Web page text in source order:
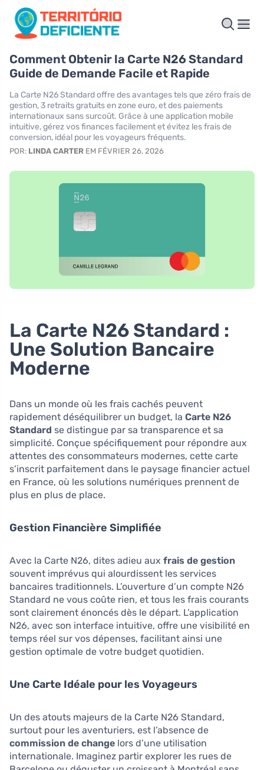
Comment Obtenir la Carte N26 Standard
Guide de Demande Facile et Rapide
La Carte N26 Standard offre des avantages tels que zéro frais de
gestion, 3 retraits gratuits en zone euro, et des paiements
internationaux sans surcoût. Grâce à une application mobile
intuitive, gérez vos finances facilement et évitez les frais de
conversion, idéal pour les voyageurs fréquents.
POR: LINDA CARTER EM FÉVRIER 26, 2026
La Carte N26 Standard :
Une Solution Bancaire
Moderne
Dans un monde où les frais cachés peuvent
rapidement déséquilibrer un budget, la Carte N26
Standard se distingue par sa transparence et sa
simplicité. Conçue spécifiquement pour répondre aux
attentes des consommateurs modernes, cette carte
s’inscrit parfaitement dans le paysage financier actuel
en France, où les solutions numériques prennent de
plus en plus de place.
Gestion Financière Simplifiée
Avec la Carte N26, dites adieu aux frais de gestion
souvent imprévus qui alourdissent les services
bancaires traditionnels. L’ouverture d’un compte N26
Standard ne vous coûte rien, et tous les frais courants
sont clairement énoncés dès le départ. L’application
N26, avec son interface intuitive, offre une visibilité en
temps réel sur vos dépenses, facilitant ainsi une
gestion optimale de votre budget quotidien.
Une Carte Idéale pour les Voyageurs
Un des atouts majeurs de la Carte N26 Standard,
surtout pour les aventuriers, est l’absence de
commission de change lors d’une utilisation
internationale. Imaginez partir explorer les rues de